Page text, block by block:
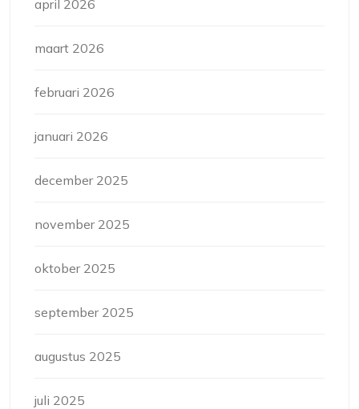
april 2026
maart 2026
februari 2026
januari 2026
december 2025
november 2025
oktober 2025
september 2025
augustus 2025
juli 2025